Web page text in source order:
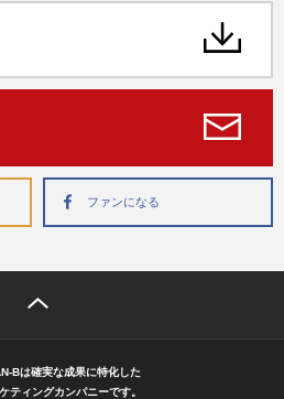
ファンになる
Bは確実な成果に特化した
ティングカンパニーです。